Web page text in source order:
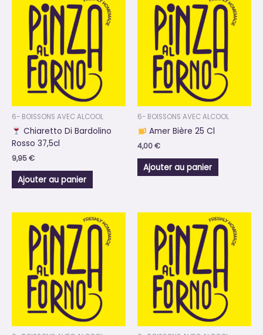
6- BOISSONS AVEC ALCOOL
Chiaretto Di Bardolino
Rosso 37,5cl
9,95€
Ajouter au panier
6- BOISSONS AVEC ALCOOL
Amer Bière 25 Cl
4,00€
Ajouter au panier